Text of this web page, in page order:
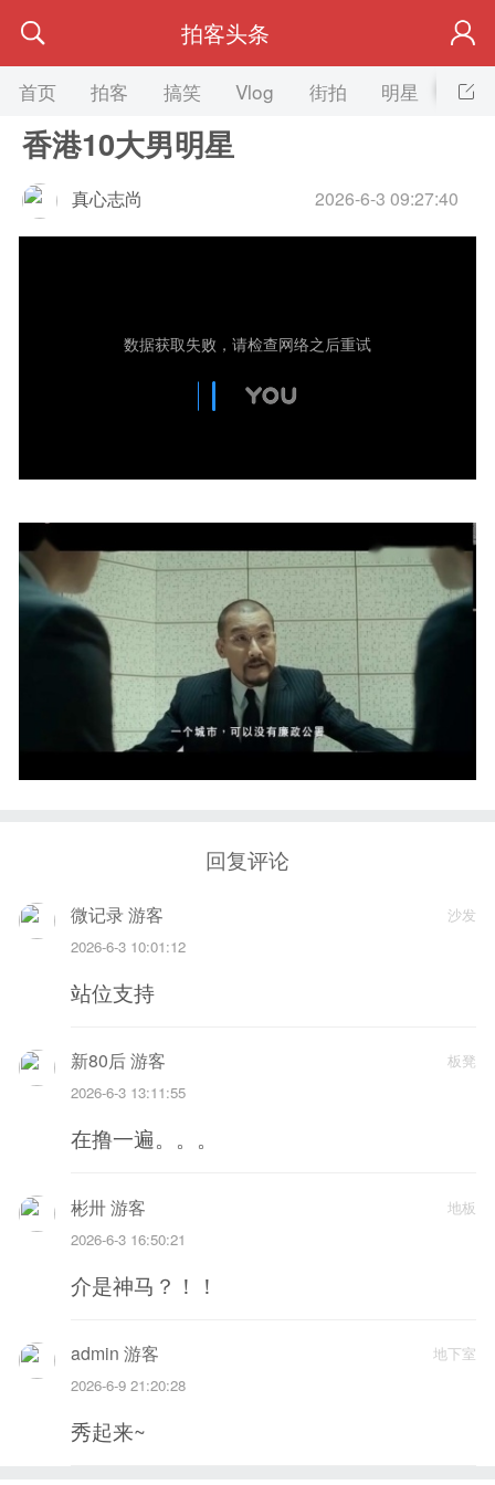
拍客头条
首页 拍客 搞笑 Vlog 街拍 明星 美女
香港10大男明星
真心志尚 2026-6-3 09:27:40
回复评论
沙发
微记录 游客
2026-6-3 10:01:12
站位支持
板凳
新80后 游客
2026-6-3 13:11:55
在撸一遍。。。
地板
彬卅 游客
2026-6-3 16:50:21
介是神马？！！
地下室
admin 游客
2026-6-9 21:20:28
秀起来~